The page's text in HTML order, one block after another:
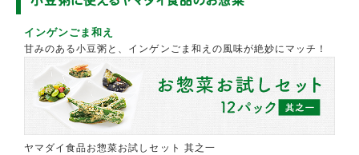
インゲンごま和え
甘みのある小豆粥と、インゲンごま和えの風味が絶妙にマッチ！
ヤマダイ食品お惣菜お試しセット 其之一